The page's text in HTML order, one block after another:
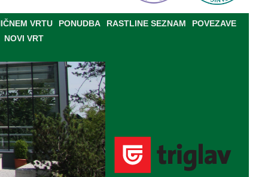
VRTU PONUDBA RASTLINE SEZNAM
POVEZAVE
NOVI VRT